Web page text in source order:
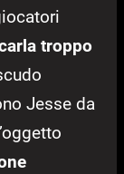
troppo
Jesse da